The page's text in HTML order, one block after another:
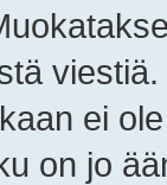
ei
on jo